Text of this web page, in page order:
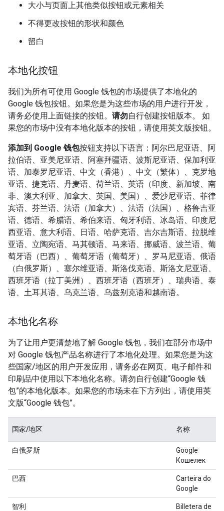
大小与页面上其他类似按钮或元素相关
不得更改按钮的形状和颜色
留白
本地化按钮
我们为所有可使用 Google 钱包的市场提供了本地化的
Google 钱包按钮。如果您是为这些市场的用户进行开发，
请务必使用上面链接的按钮。 请勿自行创建按钮版本。 如
果您的市场中没有本地化版本的按钮，请使用英文版按钮。
添加到 Google 钱包按钮支持以下语言：阿尔巴尼亚语、阿
拉伯语、亚美尼亚语、阿塞拜疆语、波斯尼亚语、保加利亚
语、加泰罗尼亚语、中文（香港）、中文（繁体）、克罗地
亚语、捷克语、丹麦语、荷兰语、英语（印度、新加坡、南
非、澳大利亚、加拿大、英国、美国）、爱沙尼亚语、菲律
宾语、芬兰语、法语（加拿大）、法语（法国）、格鲁吉亚
语、德语、希腊语、希伯来语、匈牙利语、冰岛语、印度尼
西亚语、意大利语、日语、哈萨克语、吉尔吉斯语、拉脱维
亚语、立陶宛语、马其顿语、马来语、挪威语、波兰语、葡
萄牙语（巴西）、葡萄牙语（葡萄牙）、罗马尼亚语、俄语
（白俄罗斯）、塞尔维亚语、斯洛伐克语、斯洛文尼亚语、
西班牙语（拉丁美洲）、西班牙语（西班牙）、瑞典语、泰
语、土耳其语、乌克兰语、乌兹别克语和越南语。
本地化名称
为了让用户更清楚地了解 Google 钱包，我们在部分市场中
对 Google 钱包产品名称进行了本地化处理。如果您是为这
些国家/地区的用户开发应用，请务必在网页、电子邮件和
印刷品中使用以下本地化名称。请勿自行创建“Google 钱
包”的本地化版本。如果您的市场未在下方列出，请使用英
文版“Google 钱包”。
国家/地区 名称
白俄罗斯
Google
Кошелек
巴西
Carteira do
Google
智利
Billetera de